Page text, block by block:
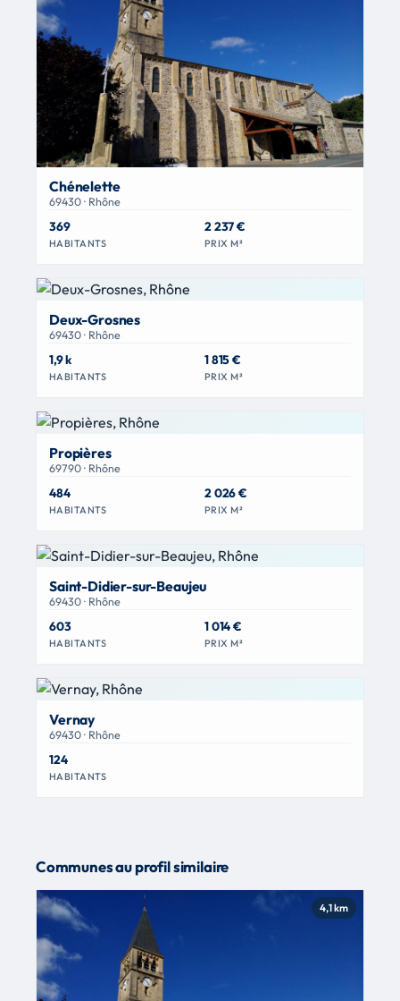
Chénelette
69430 · Rhône
369
HABITANTS
2 237 €
PRIX M²
Deux-Grosnes
69430 · Rhône
1,9 k
HABITANTS
1 815 €
PRIX M²
Propières
69790 · Rhône
484
HABITANTS
2 026 €
PRIX M²
Saint-Didier-sur-Beaujeu
69430 · Rhône
603
HABITANTS
1 014 €
PRIX M²
Vernay
69430 · Rhône
124
HABITANTS
Communes au profil similaire
4,1 km